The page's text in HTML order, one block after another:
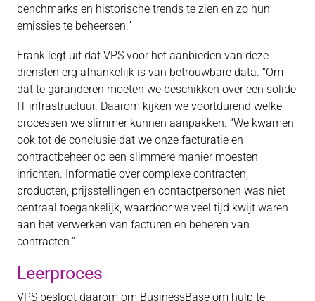
benchmarks en historische trends te zien en zo hun
emissies te beheersen.”
Frank legt uit dat VPS voor het aanbieden van deze
diensten erg afhankelijk is van betrouwbare data. “Om
dat te garanderen moeten we beschikken over een solide
IT-infrastructuur. Daarom kijken we voortdurend welke
processen we slimmer kunnen aanpakken. “We kwamen
ook tot de conclusie dat we onze facturatie en
contractbeheer op een slimmere manier moesten
inrichten. Informatie over complexe contracten,
producten, prijsstellingen en contactpersonen was niet
centraal toegankelijk, waardoor we veel tijd kwijt waren
aan het verwerken van facturen en beheren van
contracten.”
Leerproces
VPS besloot daarom om BusinessBase om hulp te